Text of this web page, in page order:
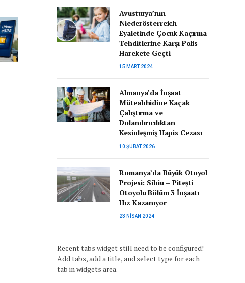
Avusturya’nın
Niederösterreich
Eyaletinde Çocuk Kaçırma
Tehditlerine Karşı Polis
Harekete Geçti
15 MART 2024
Almanya’da İnşaat
Müteahhidine Kaçak
Çalıştırma ve
Dolandırıcılıktan
Kesinleşmiş Hapis Cezası
10 ŞUBAT 2026
Romanya’da Büyük Otoyol
Projesi: Sibiu – Pitești
Otoyolu Bölüm 3 İnşaatı
Hız Kazanıyor
23 NISAN 2024
Recent tabs widget still need to be configured!
Add tabs, add a title, and select type for each
tab in widgets area.